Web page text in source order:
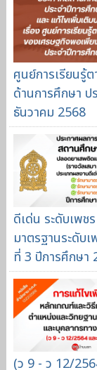
ศูนย์การเรียนรู้
ด้านการศึกษา ป
ธันวาคม 2568
ดีเด่น ระดับเพช
มาตรฐานระดับ
ที่ 3 ปีการศึกษา
(ว 9 - ว 12/